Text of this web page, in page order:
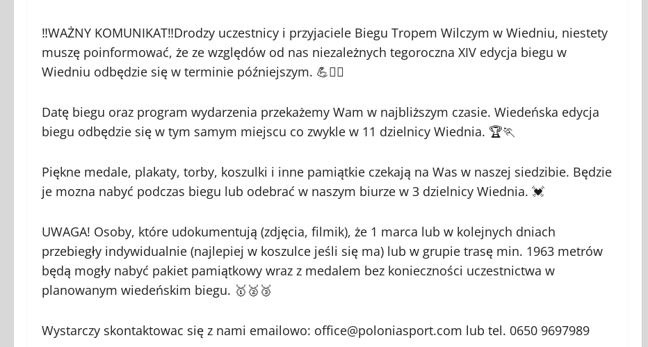
‼️WAŻNY KOMUNIKAT‼️Drodzy uczestnicy i przyjaciele Biegu Tropem Wilczym w Wiedniu, niestety
muszę poinformować, że ze względów od nas niezależnych tegoroczna XIV edycja biegu w
Wiedniu odbędzie się w terminie późniejszym. 💪🏃‍♀️
Datę biegu oraz program wydarzenia przekażemy Wam w najbliższym czasie. Wiedeńska edycja
biegu odbędzie się w tym samym miejscu co zwykle w 11 dzielnicy Wiednia. 🏆🏃
Piękne medale, plakaty, torby, koszulki i inne pamiątkie czekają na Was w naszej siedzibie. Będzie
je mozna nabyć podczas biegu lub odebrać w naszym biurze w 3 dzielnicy Wiednia. 💓
UWAGA! Osoby, które udokumentują (zdjęcia, filmik), że 1 marca lub w kolejnych dniach
przebiegły indywidualnie (najlepiej w koszulce jeśli się ma) lub w grupie trasę min. 1963 metrów
będą mogły nabyć pakiet pamiątkowy wraz z medalem bez konieczności uczestnictwa w
planowanym wiedeńskim biegu. 🥇🥈🥉
Wystarczy skontaktowac się z nami emailowo: office@poloniasport.com lub tel. 0650 9697989